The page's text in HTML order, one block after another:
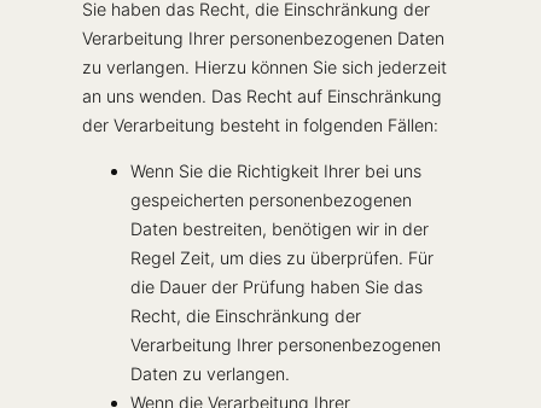
Sie haben das Recht, die Einschränkung der
Verarbeitung Ihrer personenbezogenen Daten
zu verlangen. Hierzu können Sie sich jederzeit
an uns wenden. Das Recht auf Einschränkung
der Verarbeitung besteht in folgenden Fällen:
Wenn Sie die Richtigkeit Ihrer bei uns
gespeicherten personenbezogenen
Daten bestreiten, benötigen wir in der
Regel Zeit, um dies zu überprüfen. Für
die Dauer der Prüfung haben Sie das
Recht, die Einschränkung der
Verarbeitung Ihrer personenbezogenen
Daten zu verlangen.
Wenn die Verarbeitung Ihrer